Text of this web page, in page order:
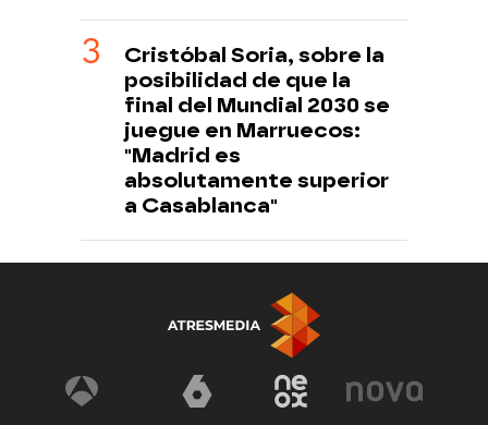
Cristóbal Soria, sobre la
posibilidad de que la
final del Mundial 2030 se
juegue en Marruecos:
"Madrid es
absolutamente superior
a Casablanca"